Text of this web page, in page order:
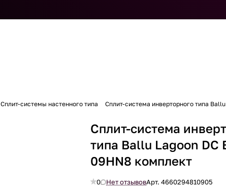
Сплит-системы настенного типа Сплит-система инверторного типа
Сплит-система
типа Ballu Lagoon DC
09HN8 комплект
0 Нет отзывовАрт.4660294810905